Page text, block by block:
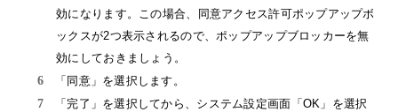
効になります。この場合、同意アクセス許可ポップアップボ
ックスが2つ表示されるので、ポップアップブロッカーを無
効にしておきましょう。
「同意」を選択します。
「完了」を選択してから、システム設定画面「OK」を選択